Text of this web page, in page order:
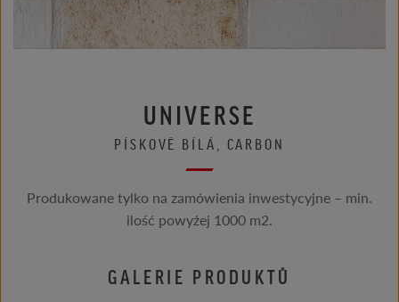
UNIVERSE
PÍSKOVĚ BÍLÁ, CARBON
Produkowane tylko na zamówienia inwestycyjne – min.
ilość powyżej 1000 m2.
GALERIE PRODUKTŮ